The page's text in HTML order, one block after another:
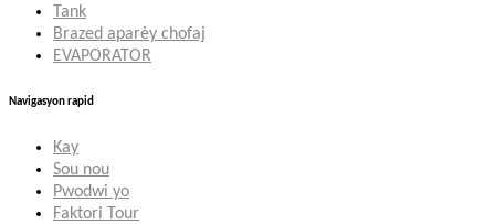
Tank
Brazed aparèy chofaj
EVAPORATOR
Navigasyon rapid
Kay
Sou nou
Pwodwi yo
Faktori Tour